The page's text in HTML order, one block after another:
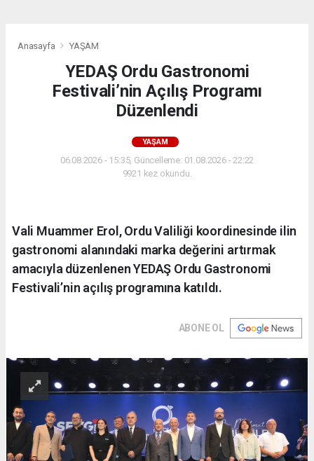
Anasayfa YAŞAM
YEDAŞ Ordu Gastronomi
Festivali’nin Açılış Programı
Düzenlendi
YAŞAM
06.08.2026 - 15:35, Güncelleme: 01.08.2026 - 22:22
9921 kez okundu.
Vali Muammer Erol, Ordu Valiliği koordinesinde ilin
gastronomi alanındaki marka değerini artırmak
amacıyla düzenlenen YEDAŞ Ordu Gastronomi
Festivali’nin açılış programına katıldı.
ABONE OL